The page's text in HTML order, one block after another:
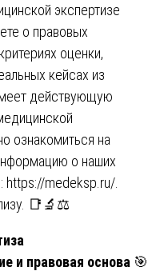
экспертизе
о правовых
оценки,
кейсах из
действующую
ознакомиться на
о наших
https://medeksp.ru/
📑🔬⚖️
и правовая основа 🎯